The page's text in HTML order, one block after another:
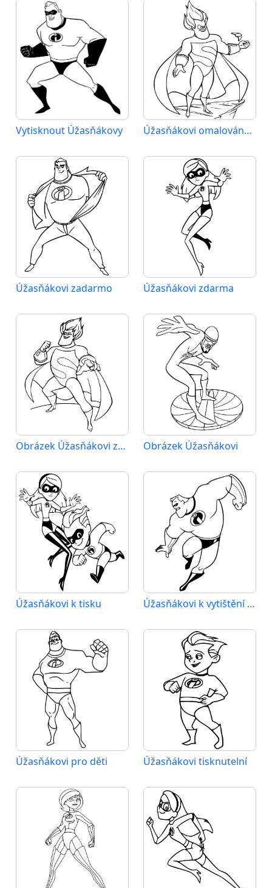
Vytisknout Úžasňákovy Úžasňákovi omalovánka zdarma
Úžasňákovi zadarmo Úžasňákovi zdarma
Obrázek Úžasňákovi zdarma Obrázek Úžasňákovi
Úžasňákovi k tisku Úžasňákovi k vytištění pro děti
Úžasňákovi pro děti Úžasňákovi tisknutelní